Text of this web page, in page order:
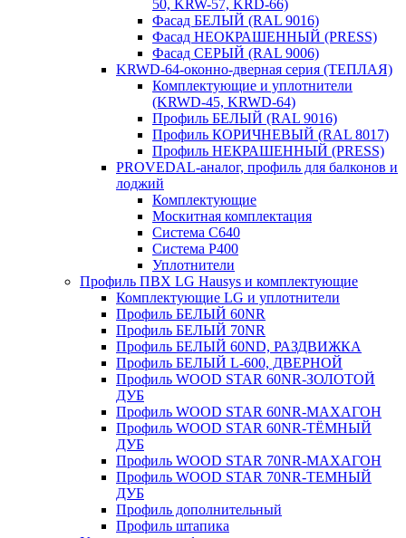
50, KRW-57, KRD-66)
Фасад БЕЛЫЙ (RAL 9016)
Фасад НЕОКРАШЕННЫЙ (PRESS)
Фасад СЕРЫЙ (RAL 9006)
KRWD-64-оконно-дверная серия (ТЕПЛАЯ)
Комплектующие и уплотнители
(KRWD-45, KRWD-64)
Профиль БЕЛЫЙ (RAL 9016)
Профиль КОРИЧНЕВЫЙ (RAL 8017)
Профиль НЕКРАШЕННЫЙ (PRESS)
PROVEDAL-аналог, профиль для балконов и
лоджий
Комплектующие
Москитная комплектация
Система C640
Система P400
Уплотнители
Профиль ПВХ LG Hausys и комплектующие
Комплектующие LG и уплотнители
Профиль БЕЛЫЙ 60NR
Профиль БЕЛЫЙ 70NR
Профиль БЕЛЫЙ 60ND, РАЗДВИЖКА
Профиль БЕЛЫЙ L-600, ДВЕРНОЙ
Профиль WOOD STAR 60NR-ЗОЛОТОЙ
ДУБ
Профиль WOOD STAR 60NR-МАХАГОН
Профиль WOOD STAR 60NR-ТЁМНЫЙ
ДУБ
Профиль WOOD STAR 70NR-МАХАГОН
Профиль WOOD STAR 70NR-ТЕМНЫЙ
ДУБ
Профиль дополнительный
Профиль штапика